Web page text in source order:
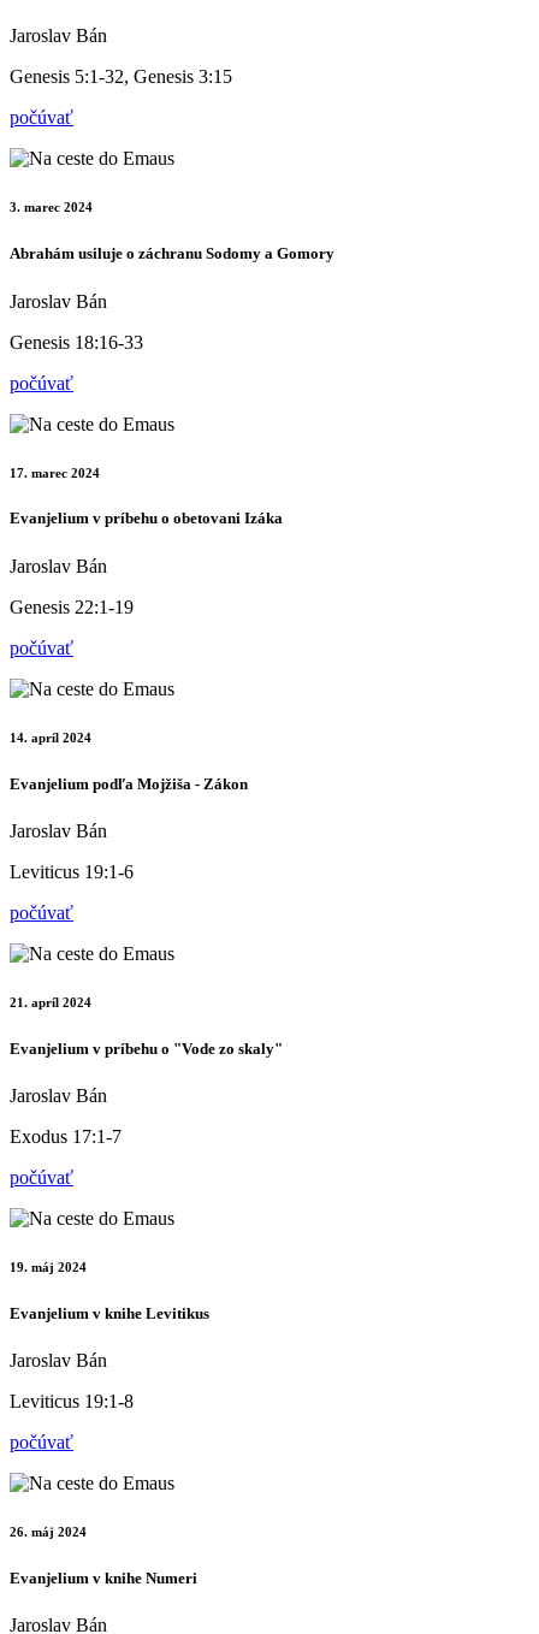
Jaroslav Bán
Genesis 5:1-32, Genesis 3:15
počúvať
3. marec 2024
Abrahám usiluje o záchranu Sodomy a Gomory
Jaroslav Bán
Genesis 18:16-33
počúvať
17. marec 2024
Evanjelium v príbehu o obetovani Izáka
Jaroslav Bán
Genesis 22:1-19
počúvať
14. apríl 2024
Evanjelium podľa Mojžiša - Zákon
Jaroslav Bán
Leviticus 19:1-6
počúvať
21. apríl 2024
Evanjelium v príbehu o "Vode zo skaly"
Jaroslav Bán
Exodus 17:1-7
počúvať
19. máj 2024
Evanjelium v knihe Levitikus
Jaroslav Bán
Leviticus 19:1-8
počúvať
26. máj 2024
Evanjelium v knihe Numeri
Jaroslav Bán